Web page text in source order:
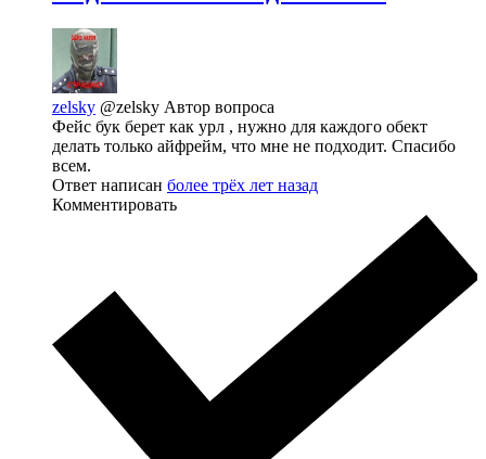
zelsky @zelsky Автор вопроса
Фейс бук берет как урл , нужно для каждого обект
делать только айфрейм, что мне не подходит. Спасибо
всем.
Ответ написан более трёх лет назад
Комментировать